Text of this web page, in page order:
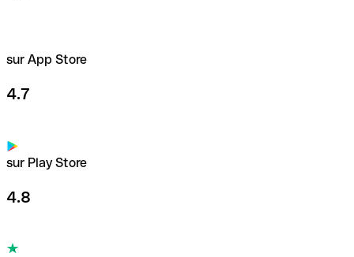
sur App Store
4.7
sur Play Store
4.8